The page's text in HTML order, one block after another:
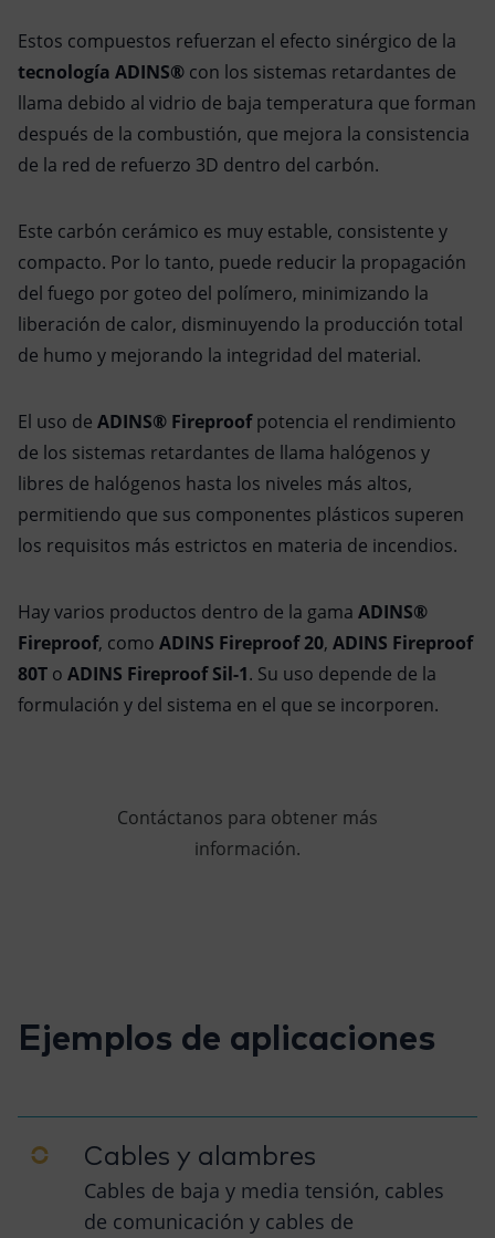
Estos compuestos refuerzan el efecto sinérgico de la
tecnología ADINS® con los sistemas retardantes de
llama debido al vidrio de baja temperatura que forman
después de la combustión, que mejora la consistencia
de la red de refuerzo 3D dentro del carbón.
Este carbón cerámico es muy estable, consistente y
compacto. Por lo tanto, puede reducir la propagación
del fuego por goteo del polímero, minimizando la
liberación de calor, disminuyendo la producción total
de humo y mejorando la integridad del material.
El uso de ADINS® Fireproofpotencia el rendimiento
de los sistemas retardantes de llama halógenos y
libres de halógenos hasta los niveles más altos,
permitiendo que sus componentes plásticos superen
los requisitos más estrictos en materia de incendios.
Hay varios productos dentro de la gama ADINS®
Fireproof, como ADINS Fireproof 20, ADINS Fireproof
80T o ADINS Fireproof Sil-1. Su uso depende de la
formulación y del sistema en el que se incorporen.
Contáctanos para obtener más
información.
Ejemplos de aplicaciones
Cables y alambres
Cables de baja y media tensión, cables
de comunicación y cables de